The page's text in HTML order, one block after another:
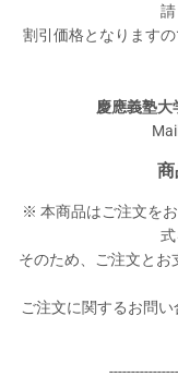
請
割引価格となります
慶應義塾大
商
※ 本商品はご注文を
式
そのため、ご注文とお
ご注文に関するお問